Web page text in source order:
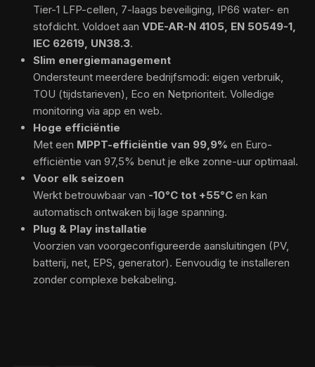
Tier-1 LFP-cellen, 7-laags beveiliging, IP66 water- en
stofdicht. Voldoet aan VDE-AR-N 4105, EN 50549-1,
IEC 62619, UN38.3.
Slim energiemanagement
Ondersteunt meerdere bedrijfsmodi: eigen verbruik,
TOU (tijdstarieven), Eco en Netprioriteit. Volledige
monitoring via app en web.
Hoge efficiëntie
Met een MPPT-efficiëntie van 99,9% en Euro-
efficiëntie van 97,5% benut je elke zonne-uur optimaal.
Voor elk seizoen
Werkt betrouwbaar van -10°C tot +55°C en kan
automatisch ontwaken bij lage spanning.
Plug & Play installatie
Voorzien van voorgeconfigureerde aansluitingen (PV,
batterij, net, EPS, generator). Eenvoudig te installeren
zonder complexe bekabeling.